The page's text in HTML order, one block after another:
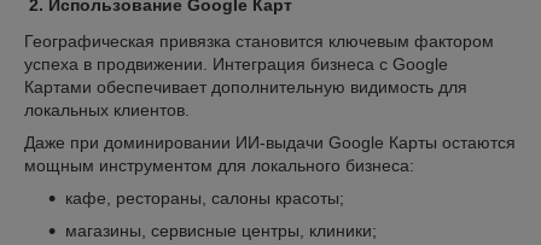
2. Использование Google Карт
Географическая привязка становится ключевым фактором
успеха в продвижении. Интеграция бизнеса с Google
Картами обеспечивает дополнительную видимость для
локальных клиентов.
Даже при доминировании ИИ‑выдачи Google Карты остаются
мощным инструментом для локального бизнеса:
кафе, рестораны, салоны красоты;
магазины, сервисные центры, клиники;